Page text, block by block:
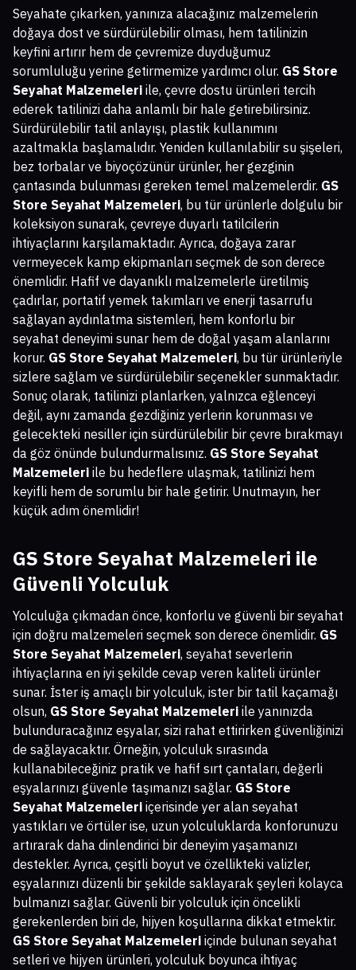
Seyahate çıkarken, yanınıza alacağınız malzemelerin
doğaya dost ve sürdürülebilir olması, hem tatilinizin
keyfini artırır hem de çevremize duyduğumuz
sorumluluğu yerine getirmemize yardımcı olur. GS Store
Seyahat Malzemeleri ile, çevre dostu ürünleri tercih
ederek tatilinizi daha anlamlı bir hale getirebilirsiniz.
Sürdürülebilir tatil anlayışı, plastik kullanımını
azaltmakla başlamalıdır. Yeniden kullanılabilir su şişeleri,
bez torbalar ve biyoçözünür ürünler, her gezginin
çantasında bulunması gereken temel malzemelerdir. GS
Store Seyahat Malzemeleri, bu tür ürünlerle dolgulu bir
koleksiyon sunarak, çevreye duyarlı tatilcilerin
ihtiyaçlarını karşılamaktadır. Ayrıca, doğaya zarar
vermeyecek kamp ekipmanları seçmek de son derece
önemlidir. Hafif ve dayanıklı malzemelerle üretilmiş
çadırlar, portatif yemek takımları ve enerji tasarrufu
sağlayan aydınlatma sistemleri, hem konforlu bir
seyahat deneyimi sunar hem de doğal yaşam alanlarını
korur. GS Store Seyahat Malzemeleri, bu tür ürünleriyle
sizlere sağlam ve sürdürülebilir seçenekler sunmaktadır.
Sonuç olarak, tatilinizi planlarken, yalnızca eğlenceyi
değil, aynı zamanda gezdiğiniz yerlerin korunması ve
gelecekteki nesiller için sürdürülebilir bir çevre bırakmayı
da göz önünde bulundurmalısınız. GS Store Seyahat
Malzemeleri ile bu hedeflere ulaşmak, tatilinizi hem
keyifli hem de sorumlu bir hale getirir. Unutmayın, her
küçük adım önemlidir!
GS Store Seyahat Malzemeleri ile
Güvenli Yolculuk
Yolculuğa çıkmadan önce, konforlu ve güvenli bir seyahat
için doğru malzemeleri seçmek son derece önemlidir. GS
Store Seyahat Malzemeleri, seyahat severlerin
ihtiyaçlarına en iyi şekilde cevap veren kaliteli ürünler
sunar. İster iş amaçlı bir yolculuk, ister bir tatil kaçamağı
olsun, GS Store Seyahat Malzemeleri ile yanınızda
bulunduracağınız eşyalar, sizi rahat ettirirken güvenliğinizi
de sağlayacaktır. Örneğin, yolculuk sırasında
kullanabileceğiniz pratik ve hafif sırt çantaları, değerli
eşyalarınızı güvenle taşımanızı sağlar. GS Store
Seyahat Malzemeleri içerisinde yer alan seyahat
yastıkları ve örtüler ise, uzun yolculuklarda konforunuzu
artırarak daha dinlendirici bir deneyim yaşamanızı
destekler. Ayrıca, çeşitli boyut ve özellikteki valizler,
eşyalarınızı düzenli bir şekilde saklayarak şeyleri kolayca
bulmanızı sağlar. Güvenli bir yolculuk için öncelikli
gerekenlerden biri de, hijyen koşullarına dikkat etmektir.
GS Store Seyahat Malzemeleri içinde bulunan seyahat
setleri ve hijyen ürünleri, yolculuk boyunca ihtiyaç